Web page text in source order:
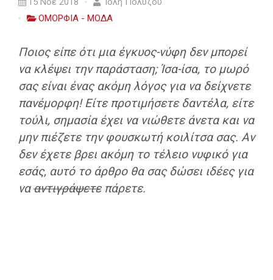
ΟΜΟΡΦΙΑ - ΜΟΔΑ
Ποιος είπε ότι μια έγκυος-νύφη δεν μπορεί
να κλέψει την παράσταση; Ίσα-ίσα, το μωρό
σας είναι ένας ακόμη λόγος για να δείχνετε
πανέμορφη! Eίτε προτιμήσετε δαντέλα, είτε
τούλι, σημασία έχει να νιώθετε άνετα και να
μην πιέζετε την φουσκωτή κοιλίτσα σας. Αν
δεν έχετε βρει ακόμη το τέλειο νυφικό για
εσάς, αυτό το άρθρο θα σας δώσει ιδέες για
νααντιγράψετεπάρετε.